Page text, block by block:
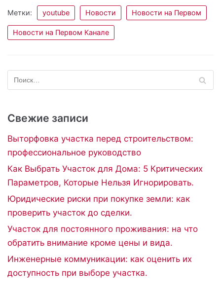
Метки: youtube Новости Новости на Первом
Новости на Первом Канале
Свежие записи
Выторфовка участка перед строительством:
профессиональное руководство
Как Выбрать Участок для Дома: 5 Критических
Параметров, Которые Нельзя Игнорировать.
Юридические риски при покупке земли: как
проверить участок до сделки.
Участок для постоянного проживания: на что
обратить внимание кроме цены и вида.
Инженерные коммуникации: как оценить их
доступность при выборе участка.